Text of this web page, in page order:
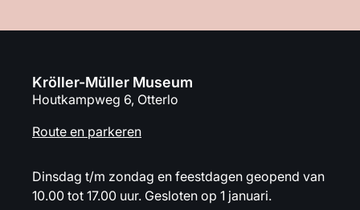
Kröller-Müller Museum
Houtkampweg 6, Otterlo
Route en parkeren
Dinsdag t/m zondag en feestdagen geopend van
10.00 tot 17.00 uur. Gesloten op 1 januari.